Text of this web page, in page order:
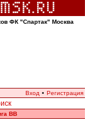
ФК "Спартак" Москва
Вход • Регистрация
ВВ